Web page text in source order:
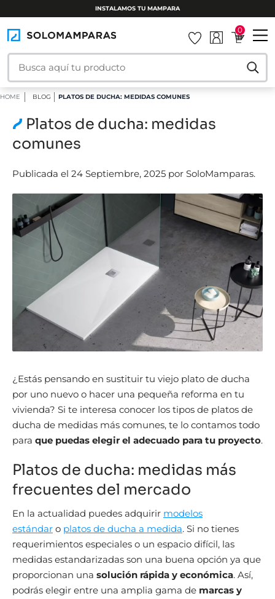
INSTALAMOS TU MAMPARA
0
HOME BLOG PLATOS DE DUCHA: MEDIDAS COMUNES
Platos de ducha: medidas
comunes
Publicada el 24 Septiembre, 2025 por SoloMamparas.
¿Estás pensando en sustituir tu viejo plato de ducha
por uno nuevo o hacer una pequeña reforma en tu
vivienda? Si te interesa conocer los tipos de platos de
ducha de medidas más comunes, te lo contamos todo
para que puedas elegir el adecuado para tu proyecto.
Platos de ducha: medidas más
frecuentes del mercado
En la actualidad puedes adquirir modelos
estándar o platos de ducha a medida. Si no tienes
requerimientos especiales o un espacio difícil, las
medidas estandarizadas son una buena opción ya que
proporcionan una solución rápida y económica. Así,
podrás elegir entre una amplia gama de marcas y